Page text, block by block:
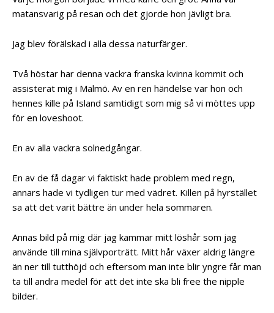
matansvarig på resan och det gjorde hon jävligt bra.
Jag blev förälskad i alla dessa naturfärger.
Två höstar har denna vackra franska kvinna kommit och
assisterat mig i Malmö. Av en ren händelse var hon och
hennes kille på Island samtidigt som mig så vi möttes upp
för en loveshoot.
En av alla vackra solnedgångar.
En av de få dagar vi faktiskt hade problem med regn,
annars hade vi tydligen tur med vädret. Killen på hyrstället
sa att det varit bättre än under hela sommaren.
Annas bild på mig där jag kammar mitt löshår som jag
använde till mina självporträtt. Mitt hår växer aldrig längre
än ner till tutthöjd och eftersom man inte blir yngre får man
ta till andra medel för att det inte ska bli free the nipple
bilder.